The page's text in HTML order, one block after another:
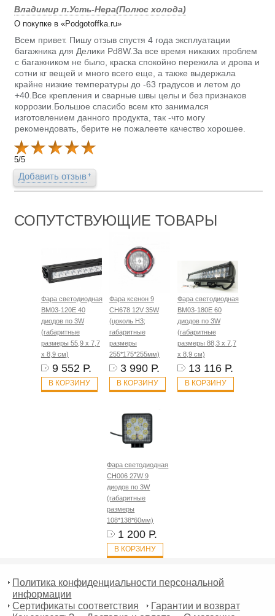
Владимир п.Усть-Нера(Полюс холода)
О покупке в «Podgotoffka.ru»
Всем привет. Пишу отзыв спустя 4 года эксплуатации
багажника для Делики Pd8W.За все время никаких проблем
с багажником не было, краска спокойно пережила и дрова и
сотни кг вещей и много всего еще, а также выдержала
крайне низкие температуры до -63 градусов и летом до
+40.Все крепления и сварные швы целы и без признаков
коррозии.Большое спасибо всем кто занимался
изготовлением данного продукта, так -что могу
рекомендовать, берите не пожалеете качество хорошее.
5/5
Добавить отзыв
СОПУТСТВУЮЩИЕ ТОВАРЫ
Фара светодиодная
BM03-120E 40
диодов по 3W
(габаритные
размеры 55,9 х 7,7
х 8,9 см)
9 552 Р.
В КОРЗИНУ
Фара ксенон 9
CH678 12V 35W
(цоколь H3;
габаритные
размеры
255*175*255мм)
3 990 Р.
В КОРЗИНУ
Фара светодиодная
BM03-180E 60
диодов по 3W
(габаритные
размеры 88,3 х 7,7
х 8,9 см)
13 116 Р.
В КОРЗИНУ
Фара светодиодная
CH006 27W 9
диодов по 3W
(габаритные
размеры
108*138*60мм)
1 200 Р.
В КОРЗИНУ
Политика конфиденциальности персональной
информации
Сертификаты соответствия
Гарантии и возврат